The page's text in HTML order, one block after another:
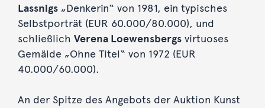
Lassnigs„Denkerin“ von 1981, ein typisches
Selbstporträt (EUR 60.000/80.000), und
schließlich Verena Loewensbergsvirtuoses
Gemälde „Ohne Titel“ von 1972 (EUR
40.000/60.000).
An der Spitze des Angebots der Auktion Kunst